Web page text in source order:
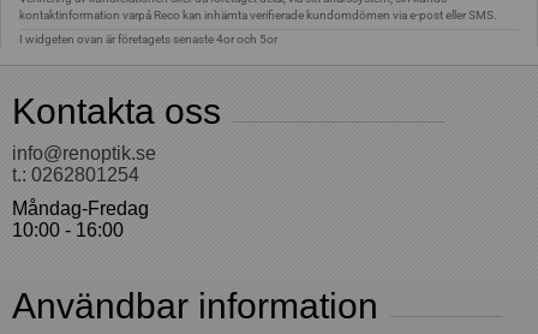
Kontakta oss
info@renoptik.se
t.: 0262801254
Måndag-Fredag
10:00 - 16:00
Användbar information